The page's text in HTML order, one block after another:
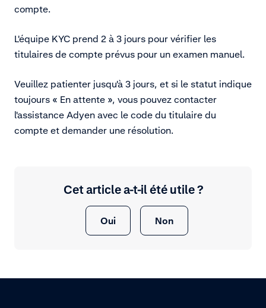
compte.
L'équipe KYC prend 2 à 3 jours pour vérifier les
titulaires de compte prévus pour un examen manuel.
Veuillez patienter jusqu'à 3 jours, et si le statut indique
toujours « En attente », vous pouvez contacter
l'assistance Adyen avec le code du titulaire du
compte et demander une résolution.
Cet article a-t-il été utile ?
Oui Non